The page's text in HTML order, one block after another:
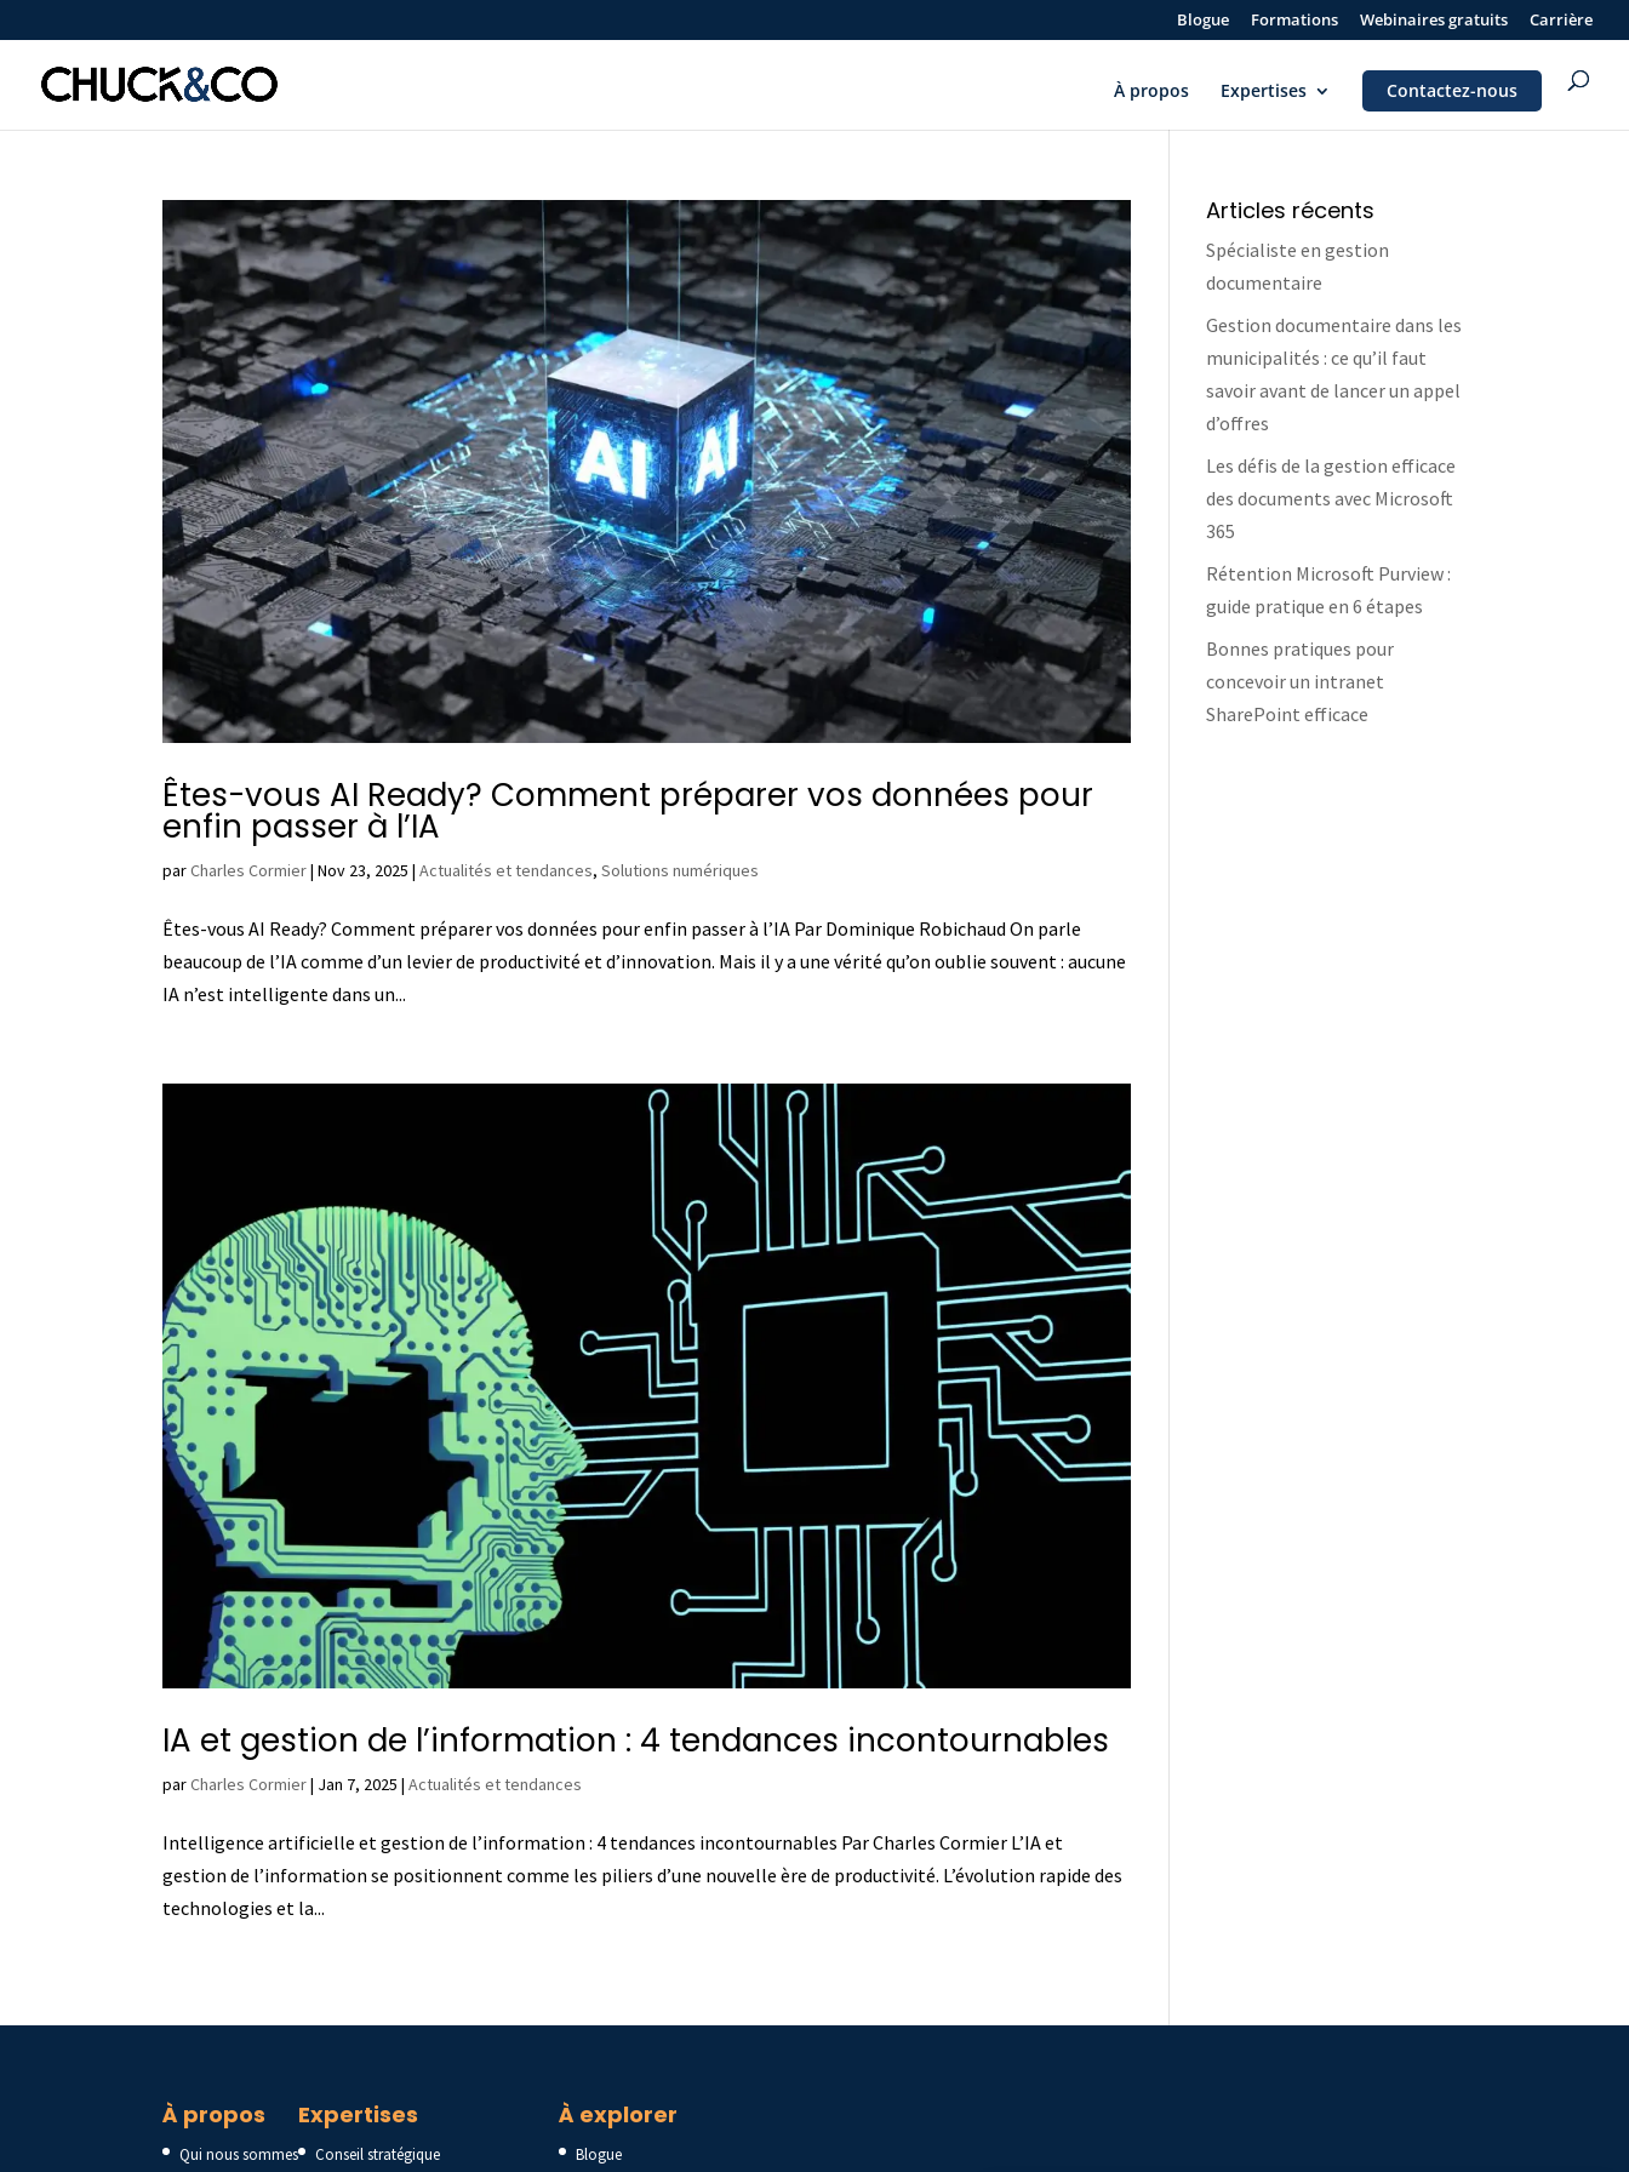
Blogue Formations Webinaires gratuits Carrière
À propos Expertises Contactez-nous
Êtes-vous AI Ready? Comment préparer vos données pour
enfin passer à l’IA
parCharles Cormier|Nov 23, 2025 |Actualités et tendances,Solutions numériques
Êtes-vous AI Ready? Comment préparer vos données pour enfin passer à l’IA Par Dominique Robichaud On parle
beaucoup de l’IA comme d’un levier de productivité et d’innovation. Mais il y a une vérité qu’on oublie souvent : aucune
IA n’est intelligente dans un...
IA et gestion de l’information : 4 tendances incontournables
parCharles Cormier| Jan 7, 2025 |Actualités et tendances
Intelligence artificielle et gestion de l’information : 4 tendances incontournables Par Charles Cormier L’IA et
gestion de l’information se positionnent comme les piliers d’une nouvelle ère de productivité. L’évolution rapide des
technologies et la...
Articles récents
Spécialiste en gestion
documentaire
Gestion documentaire dans les
municipalités : ce qu’il faut
savoir avant de lancer un appel
d’offres
Les défis de la gestion efficace
des documents avec Microsoft
365
Rétention Microsoft Purview :
guide pratique en 6 étapes
Bonnes pratiques pour
concevoir un intranet
SharePoint efficace
À propos
Qui nous sommes
Expertises
Conseil stratégique
À explorer
Blogue